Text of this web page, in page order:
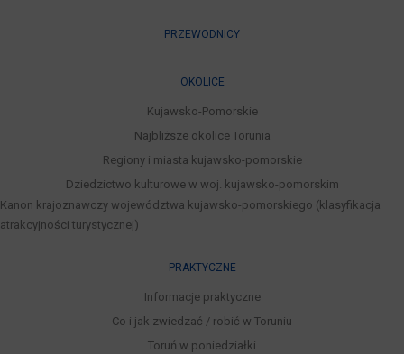
PRZEWODNICY
OKOLICE
Kujawsko-Pomorskie
Najbliższe okolice Torunia
Regiony i miasta kujawsko-pomorskie
Dziedzictwo kulturowe w woj. kujawsko-pomorskim
Kanon krajoznawczy województwa kujawsko-pomorskiego (klasyfikacja
atrakcyjności turystycznej)
PRAKTYCZNE
Informacje praktyczne
Co i jak zwiedzać / robić w Toruniu
Toruń w poniedziałki